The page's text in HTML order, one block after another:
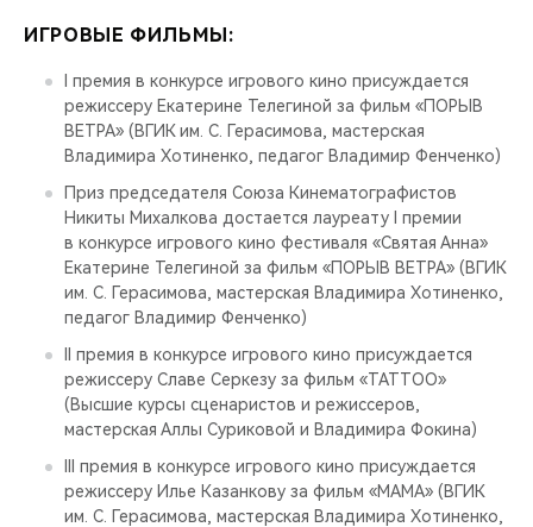
ИГРОВЫЕ ФИЛЬМЫ:
I премия в конкурсе игрового кино присуждается
режиссеру Екатерине Телегиной за фильм «ПОРЫВ
ВЕТРА» (ВГИК им. С. Герасимова, мастерская
Владимира Хотиненко, педагог Владимир Фенченко)
Приз председателя Союза Кинематографистов
Никиты Михалкова достается лауреату I премии
в конкурсе игрового кино фестиваля «Святая Анна»
Екатерине Телегиной за фильм «ПОРЫВ ВЕТРА» (ВГИК
им. С. Герасимова, мастерская Владимира Хотиненко,
педагог Владимир Фенченко)
II премия в конкурсе игрового кино присуждается
режиссеру Славе Серкезу за фильм «TATTOO»
(Высшие курсы сценаристов и режиссеров,
мастерская Аллы Суриковой и Владимира Фокина)
III премия в конкурсе игрового кино присуждается
режиссеру Илье Казанкову за фильм «МАМА» (ВГИК
им. С. Герасимова, мастерская Владимира Хотиненко,